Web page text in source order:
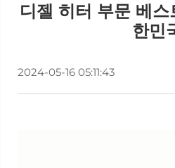
디젤 히터 부문 베스
한민
2024-05-16 05:11:43